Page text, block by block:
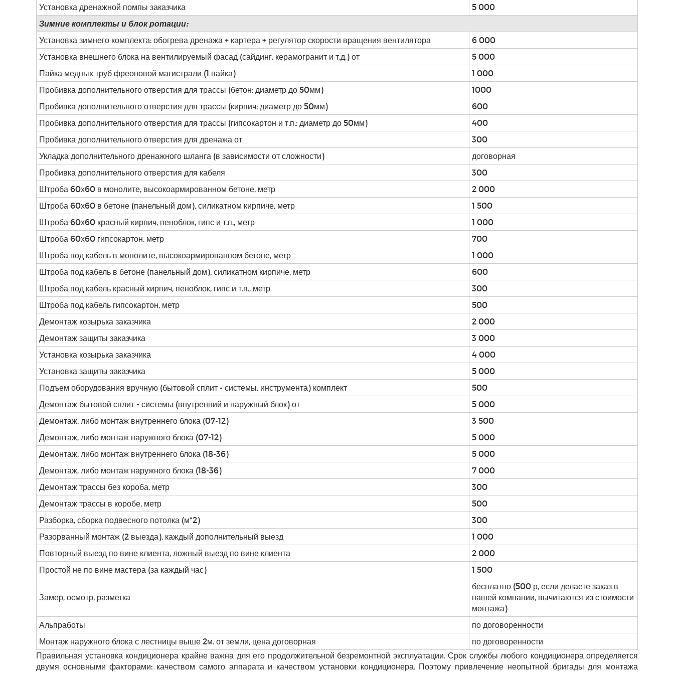
Установка дренажной помпы заказчика
5 000
Зимние комплекты и блок ротации:
Установка зимнего комплекта: обогрева дренажа + картера + регулятор скорости вращения вентилятора
6 000
Установка внешнего блока на вентилируемый фасад (сайдинг, керамогранит и т.д.) от
5 000
Пайка медных труб фреоновой магистрали (1 пайка)
1 000
Пробивка дополнительного отверстия для трассы (бетон: диаметр до 50мм)
1000
Пробивка дополнительного отверстия для трассы (кирпич: диаметр до 50мм)
600
Пробивка дополнительного отверстия для трассы (гипсокартон и т.п.: диаметр до 50мм)
400
Пробивка дополнительного отверстия для дренажа от
300
Укладка дополнительного дренажного шланга (в зависимости от сложности)
договорная
Пробивка дополнительного отверстия для кабеля
300
Штроба 60х60 в монолите, высокоармированном бетоне, метр
2 000
Штроба 60х60 в бетоне (панельный дом), силикатном кирпиче, метр
1 500
Штроба 60х60 красный кирпич, пеноблок, гипс и т.п., метр
1 000
Штроба 60х60 гипсокартон, метр
700
Штроба под кабель в монолите, высокоармированном бетоне, метр
1 000
Штроба под кабель в бетоне (панельный дом), силикатном кирпиче, метр
600
Штроба под кабель красный кирпич, пеноблок, гипс и т.п., метр
300
Штроба под кабель гипсокартон, метр
500
Демонтаж козырька заказчика
2 000
Демонтаж защиты заказчика
3 000
Установка козырька заказчика
4 000
Установка защиты заказчика
5 000
Подъем оборудования вручную (бытовой сплит - системы, инструмента) комплект
500
Демонтаж бытовой сплит - системы (внутренний и наружный блок) от
5 000
Демонтаж, либо монтаж внутреннего блока (07-12)
3 500
Демонтаж, либо монтаж наружного блока (07-12)
5 000
Демонтаж, либо монтаж внутреннего блока (18-36)
5 000
Демонтаж, либо монтаж наружного блока (18-36)
7 000
Демонтаж трассы без короба, метр
300
Демонтаж трассы в коробе, метр
500
Разборка, сборка подвесного потолка (м*2)
300
Разорванный монтаж (2 выезда), каждый дополнительный выезд
1 000
Повторный выезд по вине клиента, ложный выезд по вине клиента
2 000
Простой не по вине мастера (за каждый час)
1 500
Замер, осмотр, разметка
бесплатно (500 р, если делаете заказ в
нашей компании, вычитаются из стоимости
монтажа)
Альпработы
по договоренности
Монтаж наружного блока с лестницы выше 2м. от земли, цена договорная
по договоренности
Правильная установка кондиционера крайне важна для его продолжительной безремонтной эксплуатации. Срок службы любого кондиционера определяется
двумя основными факторами: качеством самого аппарата и качеством установки кондиционера. Поэтому привлечение неопытной бригады для монтажа